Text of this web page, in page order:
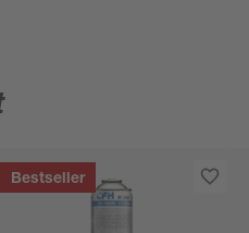
Bestseller